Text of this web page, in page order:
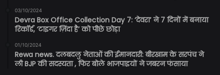
03/10/2024
Devra Box Office Collection Day 7: ‘देवरा’ ने 7 दिनों में बनाया
रिकॉर्ड, ‘टाइगर ज़िंदा है’ को पीछे छोड़ा
01/10/2024
Rewa news. दलबदलु नेताओं की ईमानदारी: बीरखाम के सरपंच ने
ली BJP की सदस्यता , फिर बोले भाजपाइयों ने जबरन फंसाया